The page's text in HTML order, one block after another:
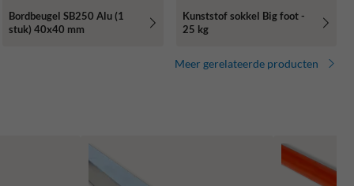
Bordbeugel SB250 Alu (1
stuk) 40x40 mm
Kunststof sokkel Big foot -
25 kg
Meer gerelateerde producten